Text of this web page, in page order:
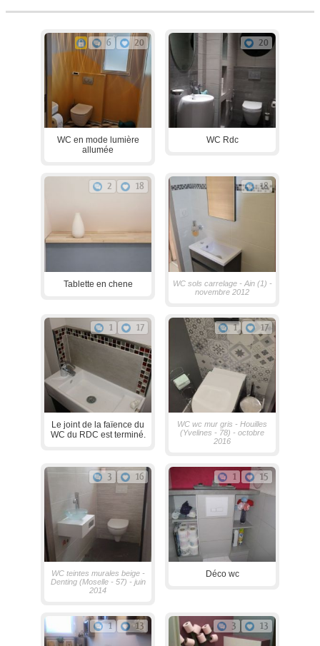
6 20
WC en mode lumière
allumée
20
WC Rdc
2 18
Tablette en chene
18
WC sols carrelage - Ain (1) -
novembre 2012
1 17
Le joint de la faïence du
WC du RDC est terminé.
1 17
WC wc mur gris - Houilles
(Yvelines - 78) - octobre
2016
3 16
WC teintes murales beige -
Denting (Moselle - 57) - juin
2014
1 15
Déco wc
1 13 3 13